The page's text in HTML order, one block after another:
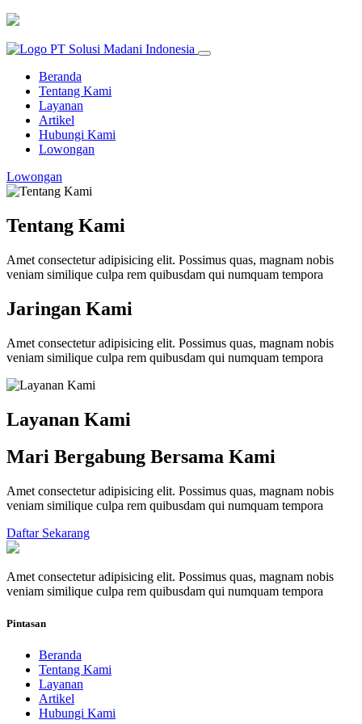
Beranda
Tentang Kami
Layanan
Artikel
Hubungi Kami
Lowongan
Lowongan
Tentang Kami
Amet consectetur adipisicing elit. Possimus quas, magnam nobis
veniam similique culpa rem quibusdam qui numquam tempora
Jaringan Kami
Amet consectetur adipisicing elit. Possimus quas, magnam nobis
veniam similique culpa rem quibusdam qui numquam tempora
Layanan Kami
Mari Bergabung Bersama Kami
Amet consectetur adipisicing elit. Possimus quas, magnam nobis
veniam similique culpa rem quibusdam qui numquam tempora
Daftar Sekarang
Amet consectetur adipisicing elit. Possimus quas, magnam nobis
veniam similique culpa rem quibusdam qui numquam tempora
Pintasan
Beranda
Tentang Kami
Layanan
Artikel
Hubungi Kami